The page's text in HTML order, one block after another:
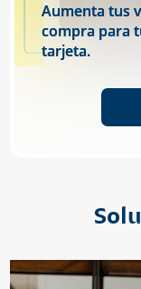
Aumenta tus
compra para
tarjeta.